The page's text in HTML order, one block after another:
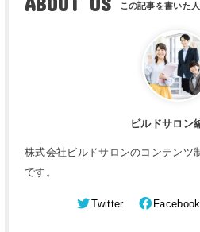
ビルドサロン
株式会社ビルドサロンのコンテンツ
です。
Twitter Facebook